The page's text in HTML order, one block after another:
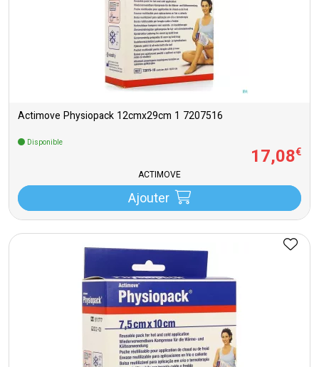
Actimove Physiopack 12cmx29cm 1 7207516
Disponible
17,08€
ACTIMOVE
Ajouter